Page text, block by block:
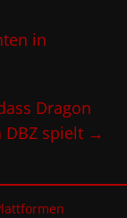
in
Dragon
DBZ spielt →